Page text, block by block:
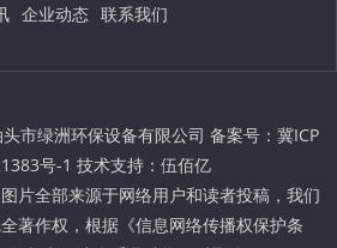
企业动态 联系我们
市绿洲环保设备有限公司 备案号： 冀ICP
号-1 技术支持： 伍佰亿
片全部来源于网络用户和读者投稿，我们
著作权，根据《信息网络传播权保护条